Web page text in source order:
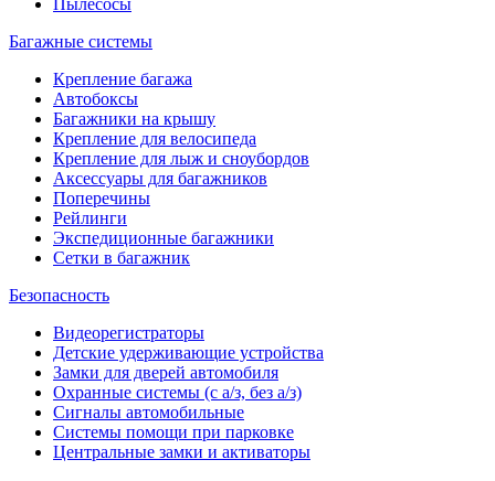
Пылесосы
Багажные системы
Крепление багажа
Автобоксы
Багажники на крышу
Крепление для велосипеда
Крепление для лыж и сноубордов
Аксессуары для багажников
Поперечины
Рейлинги
Экспедиционные багажники
Сетки в багажник
Безопасность
Видеорегистраторы
Детские удерживающие устройства
Замки для дверей автомобиля
Охранные системы (с а/з, без а/з)
Сигналы автомобильные
Системы помощи при парковке
Центральные замки и активаторы